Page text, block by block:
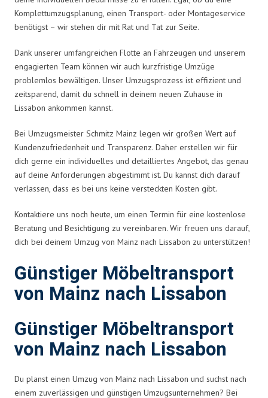
Komplettumzugsplanung, einen Transport- oder Montageservice
benötigst – wir stehen dir mit Rat und Tat zur Seite.
Dank unserer umfangreichen Flotte an Fahrzeugen und unserem
engagierten Team können wir auch kurzfristige Umzüge
problemlos bewältigen. Unser Umzugsprozess ist effizient und
zeitsparend, damit du schnell in deinem neuen Zuhause in
Lissabon ankommen kannst.
Bei Umzugsmeister Schmitz Mainz legen wir großen Wert auf
Kundenzufriedenheit und Transparenz. Daher erstellen wir für
dich gerne ein individuelles und detailliertes Angebot, das genau
auf deine Anforderungen abgestimmt ist. Du kannst dich darauf
verlassen, dass es bei uns keine versteckten Kosten gibt.
Kontaktiere uns noch heute, um einen Termin für eine kostenlose
Beratung und Besichtigung zu vereinbaren. Wir freuen uns darauf,
dich bei deinem Umzug von Mainz nach Lissabon zu unterstützen!
Günstiger Möbeltransport
von Mainz nach Lissabon
Günstiger Möbeltransport
von Mainz nach Lissabon
Du planst einen Umzug von Mainz nach Lissabon und suchst nach
einem zuverlässigen und günstigen Umzugsunternehmen? Bei